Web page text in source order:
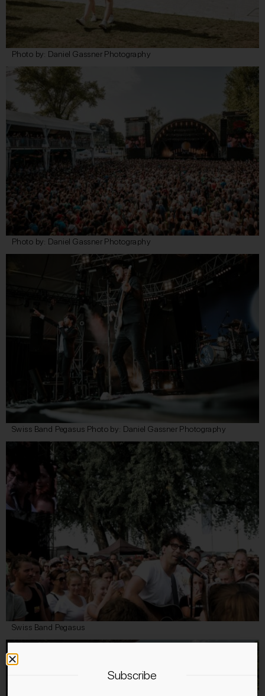
Photo by: Daniel Gassner Photography
Photo by: Daniel Gassner Photography
Swiss Band Pegasus Photo by: Daniel Gassner Photography
Swiss Band Pegasus
Subscribe